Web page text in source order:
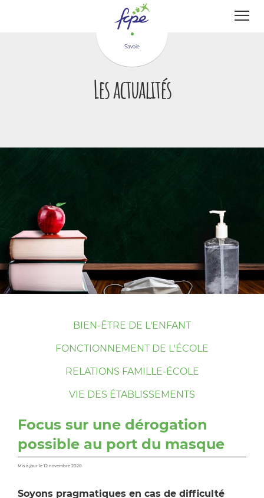
Savoie
Les actualités
BIEN-ÊTRE DE L'ENFANT
FONCTIONNEMENT DE L'ÉCOLE
RELATIONS FAMILLE-ÉCOLE
VIE DES ÉTABLISSEMENTS
Focus sur une dérogation
possible au port du masque
Mis à jour le 12 novembre 2020
Soyons pragmatiques en cas de difficulté
Panneau de gestion des cookies